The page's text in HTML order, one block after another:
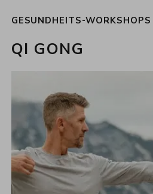
GESUNDHEITS-WORKSHOPS
QI GONG